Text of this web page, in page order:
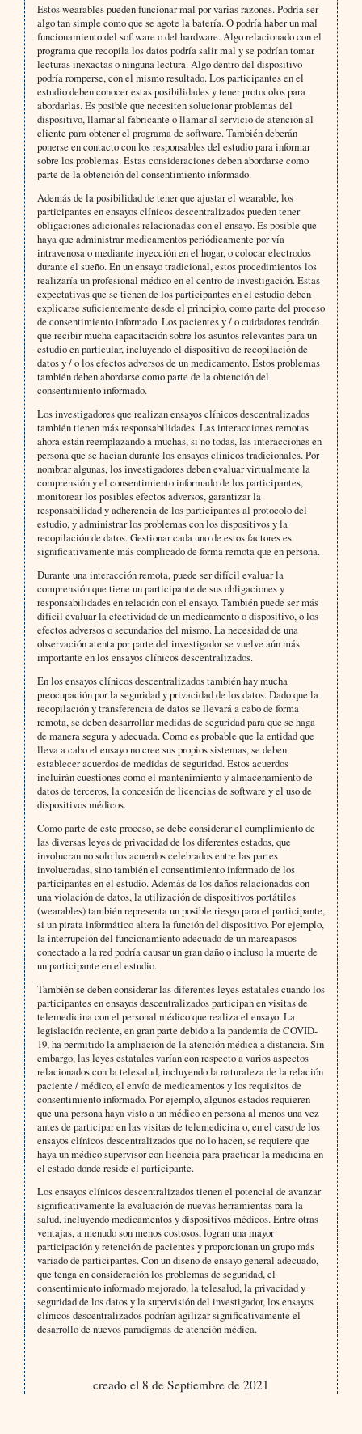
Estos wearables pueden funcionar mal por varias razones. Podría ser
algo tan simple como que se agote la batería. O podría haber un mal
funcionamiento del software o del hardware. Algo relacionado con el
programa que recopila los datos podría salir mal y se podrían tomar
lecturas inexactas o ninguna lectura. Algo dentro del dispositivo
podría romperse, con el mismo resultado. Los participantes en el
estudio deben conocer estas posibilidades y tener protocolos para
abordarlas. Es posible que necesiten solucionar problemas del
dispositivo, llamar al fabricante o llamar al servicio de atención al
cliente para obtener el programa de software. También deberán
ponerse en contacto con los responsables del estudio para informar
sobre los problemas. Estas consideraciones deben abordarse como
parte de la obtención del consentimiento informado.
Además de la posibilidad de tener que ajustar el wearable, los
participantes en ensayos clínicos descentralizados pueden tener
obligaciones adicionales relacionadas con el ensayo. Es posible que
haya que administrar medicamentos periódicamente por vía
intravenosa o mediante inyección en el hogar, o colocar electrodos
durante el sueño. En un ensayo tradicional, estos procedimientos los
realizaría un profesional médico en el centro de investigación. Estas
expectativas que se tienen de los participantes en el estudio deben
explicarse suficientemente desde el principio, como parte del proceso
de consentimiento informado. Los pacientes y / o cuidadores tendrán
que recibir mucha capacitación sobre los asuntos relevantes para un
estudio en particular, incluyendo el dispositivo de recopilación de
datos y / o los efectos adversos de un medicamento. Estos problemas
también deben abordarse como parte de la obtención del
consentimiento informado.
Los investigadores que realizan ensayos clínicos descentralizados
también tienen más responsabilidades. Las interacciones remotas
ahora están reemplazando a muchas, si no todas, las interacciones en
persona que se hacían durante los ensayos clínicos tradicionales. Por
nombrar algunas, los investigadores deben evaluar virtualmente la
comprensión y el consentimiento informado de los participantes,
monitorear los posibles efectos adversos, garantizar la
responsabilidad y adherencia de los participantes al protocolo del
estudio, y administrar los problemas con los dispositivos y la
recopilación de datos. Gestionar cada uno de estos factores es
significativamente más complicado de forma remota que en persona.
Durante una interacción remota, puede ser difícil evaluar la
comprensión que tiene un participante de sus obligaciones y
responsabilidades en relación con el ensayo. También puede ser más
difícil evaluar la efectividad de un medicamento o dispositivo, o los
efectos adversos o secundarios del mismo. La necesidad de una
observación atenta por parte del investigador se vuelve aún más
importante en los ensayos clínicos descentralizados.
En los ensayos clínicos descentralizados también hay mucha
preocupación por la seguridad y privacidad de los datos. Dado que la
recopilación y transferencia de datos se llevará a cabo de forma
remota, se deben desarrollar medidas de seguridad para que se haga
de manera segura y adecuada. Como es probable que la entidad que
lleva a cabo el ensayo no cree sus propios sistemas, se deben
establecer acuerdos de medidas de seguridad. Estos acuerdos
incluirán cuestiones como el mantenimiento y almacenamiento de
datos de terceros, la concesión de licencias de software y el uso de
dispositivos médicos.
Como parte de este proceso, se debe considerar el cumplimiento de
las diversas leyes de privacidad de los diferentes estados, que
involucran no solo los acuerdos celebrados entre las partes
involucradas, sino también el consentimiento informado de los
participantes en el estudio. Además de los daños relacionados con
una violación de datos, la utilización de dispositivos portátiles
(wearables) también representa un posible riesgo para el participante,
si un pirata informático altera la función del dispositivo. Por ejemplo,
la interrupción del funcionamiento adecuado de un marcapasos
conectado a la red podría causar un gran daño o incluso la muerte de
un participante en el estudio.
También se deben considerar las diferentes leyes estatales cuando los
participantes en ensayos descentralizados participan en visitas de
telemedicina con el personal médico que realiza el ensayo. La
legislación reciente, en gran parte debido a la pandemia de COVID-
19, ha permitido la ampliación de la atención médica a distancia. Sin
embargo, las leyes estatales varían con respecto a varios aspectos
relacionados con la telesalud, incluyendo la naturaleza de la relación
paciente / médico, el envío de medicamentos y los requisitos de
consentimiento informado. Por ejemplo, algunos estados requieren
que una persona haya visto a un médico en persona al menos una vez
antes de participar en las visitas de telemedicina o, en el caso de los
ensayos clínicos descentralizados que no lo hacen, se requiere que
haya un médico supervisor con licencia para practicar la medicina en
el estado donde reside el participante.
Los ensayos clínicos descentralizados tienen el potencial de avanzar
significativamente la evaluación de nuevas herramientas para la
salud, incluyendo medicamentos y dispositivos médicos. Entre otras
ventajas, a menudo son menos costosos, logran una mayor
participación y retención de pacientes y proporcionan un grupo más
variado de participantes. Con un diseño de ensayo general adecuado,
que tenga en consideración los problemas de seguridad, el
consentimiento informado mejorado, la telesalud, la privacidad y
seguridad de los datos y la supervisión del investigador, los ensayos
clínicos descentralizados podrían agilizar significativamente el
desarrollo de nuevos paradigmas de atención médica.
creado el 8 de Septiembre de 2021